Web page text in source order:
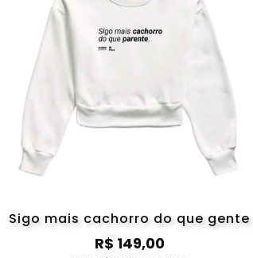
Sigo mais cachorro do que gente
R$ 149,00